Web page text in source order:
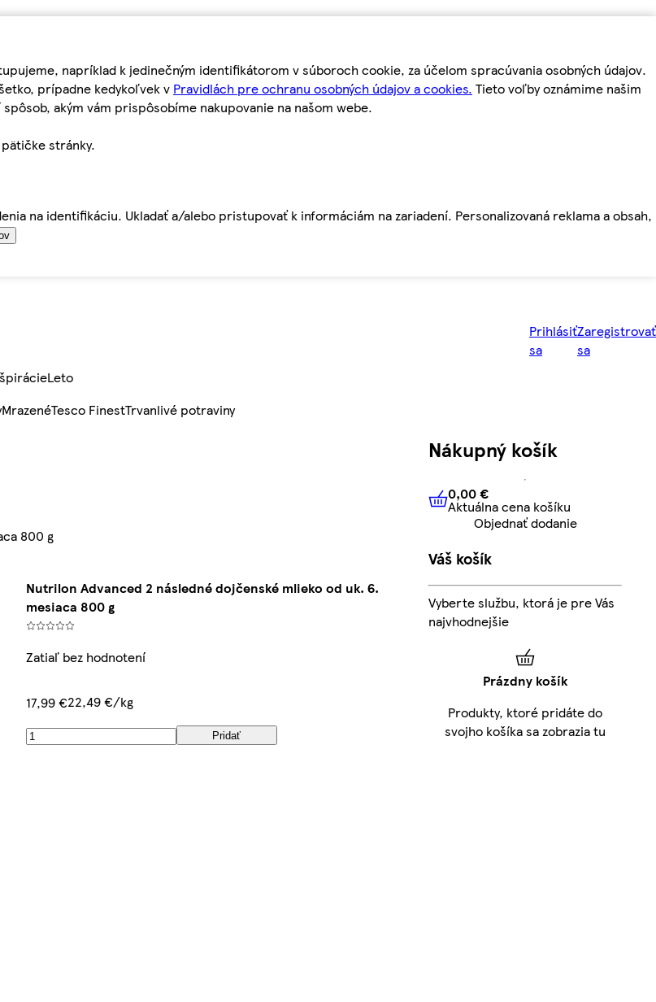
napríklad k jedinečným identifikátorom v súboroch cookie, za účelom spracúvania osobných údajov.
prípadne kedykoľvek v Pravidlách pre ochranu osobných údajov a cookies. Tieto voľby oznámime našim
akým vám prispôsobíme nakupovanie na našom webe.
stránky.
na identifikáciu. Ukladať a/alebo pristupovať k informáciám na zariadení. Personalizovaná reklama a obsah,
Prihlásiť
sa
Zaregistrovať
sa
Leto
MrazenéTesco FinestTrvanlivé potraviny
800 g
Nutrilon Advanced 2 následné dojčenské mlieko od uk. 6.
mesiaca 800 g
Zatiaľ bez hodnotení
17,99 €22,49 €/kg
Pridať
Nákupný košík
0,00 € Aktuálna cena košíku
0,00 €
Aktuálna cena košíku
Objednať dodanie
Váš košík
Vyberte službu, ktorá je pre Vás
najvhodnejšie
Prázdny košík
Produkty, ktoré pridáte do
svojho košíka sa zobrazia tu